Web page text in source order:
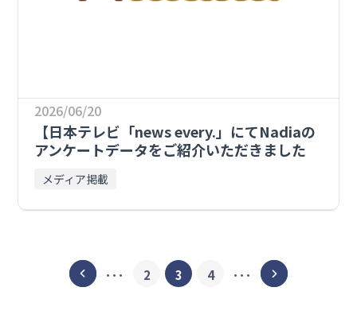
2026/06/20
【日本テレビ「news every.」にてNadiaの
アンケートデータをご紹介いただきました
メディア掲載
＜ ･･･ 2 3 4 ･･･ ＞